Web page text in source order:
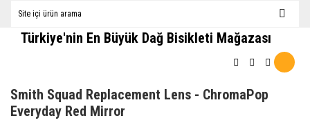
Türkiye'nin En Büyük Dağ Bisikleti Mağazası
Smith Squad Replacement Lens - ChromaPop
Everyday Red Mirror